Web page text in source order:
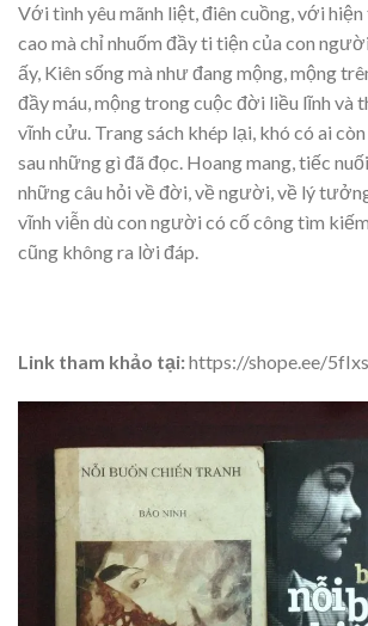
Với tình yêu mãnh liệt, điên cuồng, với
cao mà chỉ nhuốm đầy ti tiện của con
ấy, Kiên sống mà như đang mộng, mộng
đầy máu, mộng trong cuộc đời liều lĩnh và
vĩnh cửu. Trang sách khép lại, khó có ai
sau những gì đã đọc. Hoang mang, tiếc
những câu hỏi về đời, về người, về lý
vĩnh viễn dù con người có cố công tìm
cũng không ra lời đáp.
Link tham khảo tại:https://shope.ee/